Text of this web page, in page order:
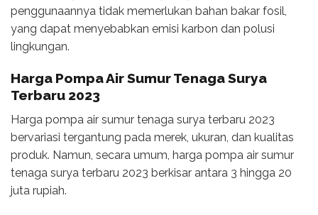
penggunaannya tidak memerlukan bahan bakar fosil,
yang dapat menyebabkan emisi karbon dan polusi
lingkungan.
Harga PompaAir Sumur Tenaga Surya
Terbaru 2023
Harga pompa air sumur tenaga surya terbaru 2023
bervariasi tergantung pada merek, ukuran, dan kualitas
produk. Namun, secara umum, harga pompa air sumur
tenaga surya terbaru 2023 berkisar antara 3 hingga 20
juta rupiah.